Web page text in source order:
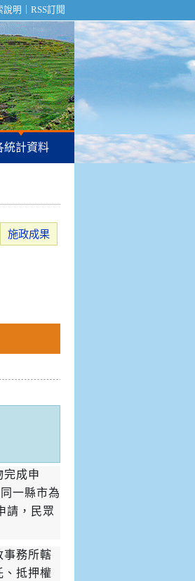
說明｜RSS訂閱
統計資料
施政成果
完成申
一縣市為
請，民眾
事務所轄
、抵押權